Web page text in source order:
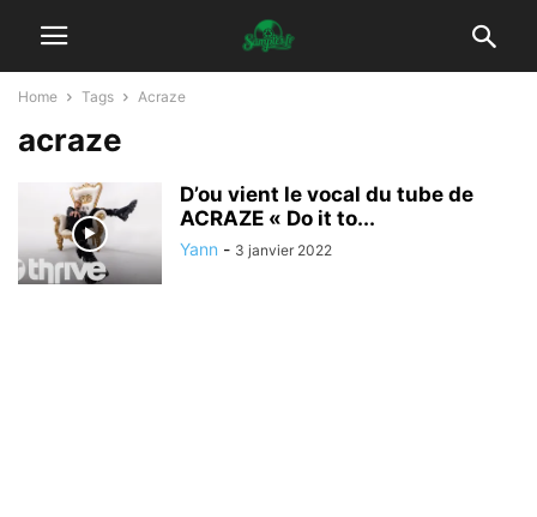
Home Tags Acraze
acraze
D’ou vient le vocal du tube de
ACRAZE « Do it to...
Yann - 3 janvier 2022